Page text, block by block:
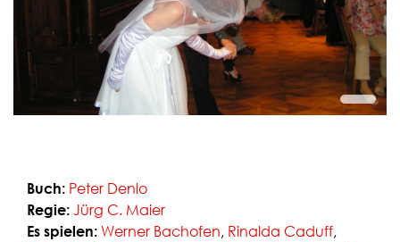
Fanclub
Über uns
Gutschein bestellen
Buch: Peter Denlo
Regie: Jürg C. Maier
Es spielen: Werner Bachofen, Rinalda Caduff,